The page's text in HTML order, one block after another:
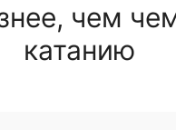
чем
катанию